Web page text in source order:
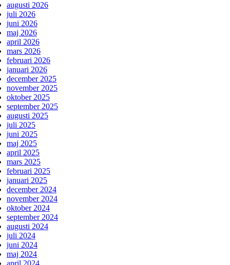
augusti 2026
juli 2026
juni 2026
maj 2026
april 2026
mars 2026
februari 2026
januari 2026
december 2025
november 2025
oktober 2025
september 2025
augusti 2025
juli 2025
juni 2025
maj 2025
april 2025
mars 2025
februari 2025
januari 2025
december 2024
november 2024
oktober 2024
september 2024
augusti 2024
juli 2024
juni 2024
maj 2024